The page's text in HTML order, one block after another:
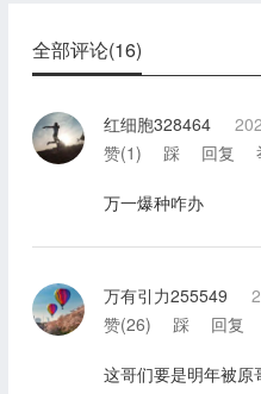
全部评论(16)
红细胞328464
赞(1) 踩 回复
万一爆种咋办
万有引力255549
赞(26) 踩 回复
这哥们要是明年被原